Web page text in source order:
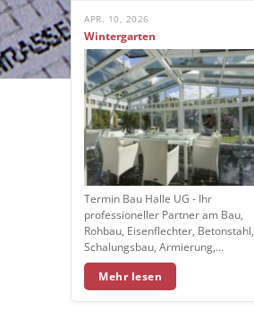
APR. 10, 2026
Wintergarten
Termin Bau Halle UG - Ihr
professioneller Partner am Bau,
Rohbau, Eisenflechter, Betonstahl,
Schalungsbau, Armierung,…
Mehr lesen